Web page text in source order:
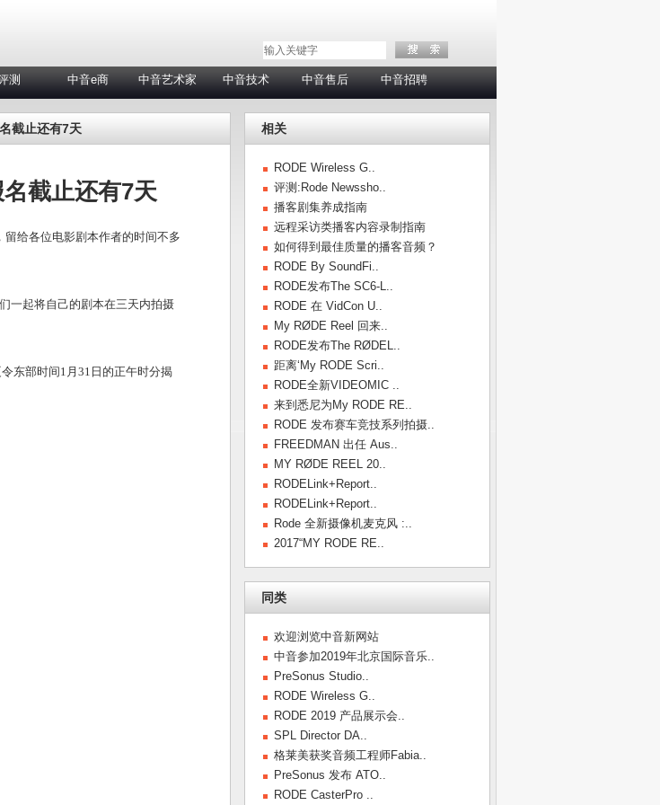
测 中音e商 中音艺术家 中音技术 中音售后 中音招聘
截止还有7天
截止还有7天
留给各位电影剧本作者的时间不多
一起将自己的剧本在三天内拍摄
东部时间1月31日的正午时分揭
相关
RODE Wireless G..
评测:Rode Newssho..
播客剧集养成指南
远程采访类播客内容录制指南
如何得到最佳质量的播客音频？
RODE By SoundFi..
RODE发布The SC6-L..
RODE 在 VidCon U..
My RØDE Reel 回来..
RODE发布The RØDEL..
距离‘My RODE Scri..
RODE全新VIDEOMIC ..
来到悉尼为My RODE RE..
RODE 发布赛车竞技系列拍摄..
FREEDMAN 出任 Aus..
MY RØDE REEL 20..
RODELink+Report..
RODELink+Report..
Rode 全新摄像机麦克风 :..
2017“MY RODE RE..
同类
欢迎浏览中音新网站
中音参加2019年北京国际音乐..
PreSonus Studio..
RODE Wireless G..
RODE 2019 产品展示会..
SPL Director DA..
格莱美获奖音频工程师Fabia..
PreSonus 发布 ATO..
RODE CasterPro ..